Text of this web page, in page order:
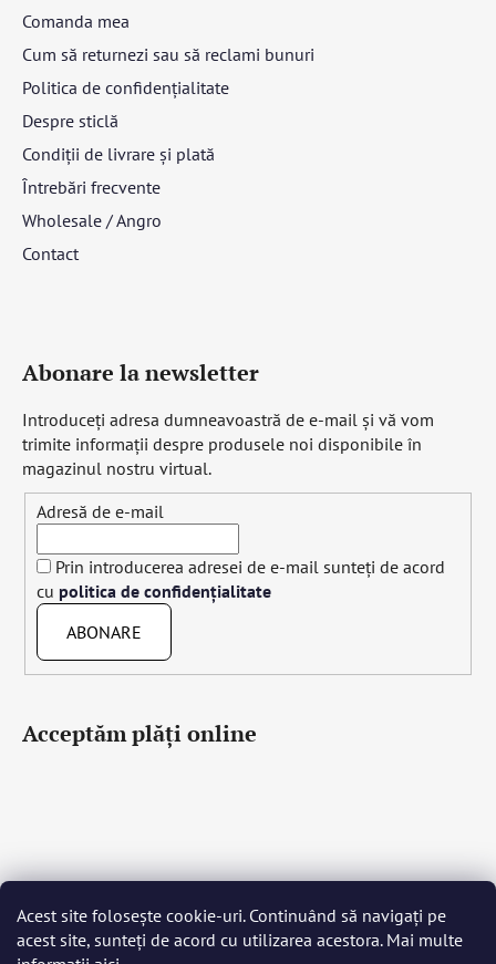
Acest site folosește cookie-uri. Continuând să navigați pe
acest site, sunteți de acord cu utilizarea acestora. Mai multe
Comanda mea
Cum să returnezi sau să reclami bunuri
Politica de confidențialitate
Despre sticlă
Condiții de livrare și plată
Întrebări frecvente
Wholesale / Angro
Contact
Abonare la newsletter
Introduceţi adresa dumneavoastră de e-mail şi vă vom
trimite informaţii despre produsele noi disponibile în
magazinul nostru virtual.
Adresă de e-mail
Prin introducerea adresei de e-mail sunteți de acord
cu politica de confidențialitate
ABONARE
Acceptăm plăţi online
Čeština Slovenčina English Deutsch Magyar
Język polski
Română Italiano Español Français